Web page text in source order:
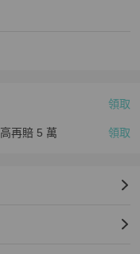
領取
再賠 5 萬 領取